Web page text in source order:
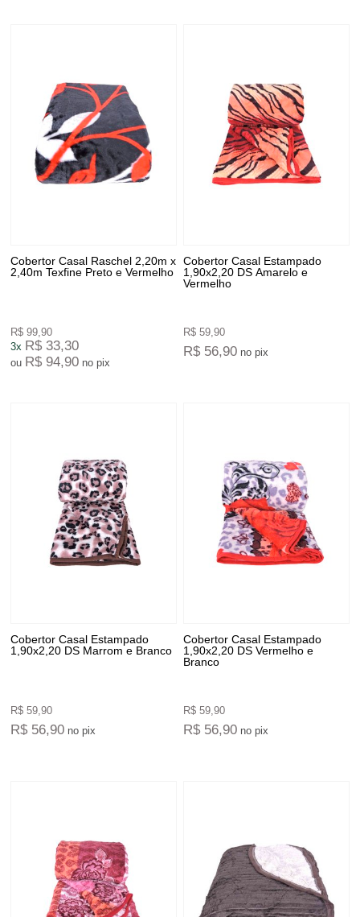
Cobertor Casal Raschel 2,20m x
2,40m Texfine Preto e Vermelho
R$ 99,90
3x R$ 33,30
ou R$ 94,90 no pix
Cobertor Casal Estampado
1,90x2,20 DS Amarelo e
Vermelho
R$ 59,90
R$ 56,90 no pix
Cobertor Casal Estampado
1,90x2,20 DS Marrom e Branco
R$ 59,90
R$ 56,90 no pix
Cobertor Casal Estampado
1,90x2,20 DS Vermelho e
Branco
R$ 59,90
R$ 56,90 no pix